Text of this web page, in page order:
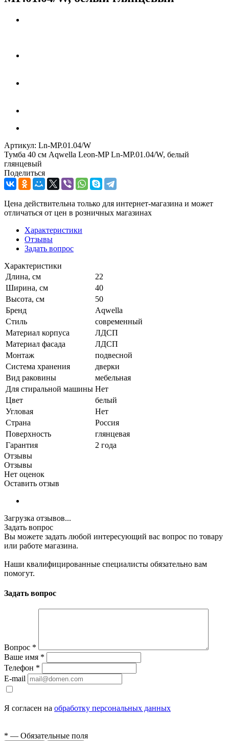
Артикул: Ln-MP.01.04/W
Тумба 40 см Aqwella Leon-MP Ln-MP.01.04/W, белый
глянцевый
Поделиться
Цена действительна только для интернет-магазина и может
отличаться от цен в розничных магазинах
Характеристики
Отзывы
Задать вопрос
Характеристики
Длина, см
22
Ширина, см
40
Высота, см
50
Бренд
Aqwella
Стиль
современный
Материал корпуса
ЛДСП
Материал фасада
ЛДСП
Монтаж
подвесной
Система хранения
дверки
Вид раковины
мебельная
Для стиральной машины Нет
Цвет
белый
Угловая
Нет
Страна
Россия
Поверхность
глянцевая
Гарантия
2 года
Отзывы
Отзывы
Нет оценок
Оставить отзыв
Загрузка отзывов...
Задать вопрос
Вы можете задать любой интересующий вас вопрос по товару
или работе магазина.
Наши квалифицированные специалисты обязательно вам
помогут.
Задать вопрос
Вопрос *
Ваше имя *
Телефон *
E-mail
Я согласен на обработку персональных данных
* — Обязательные поля